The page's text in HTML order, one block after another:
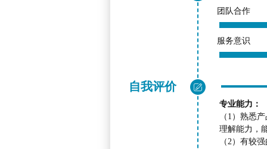
团队合作
服务意识

自我评价
专业能力：
（1）熟悉
理解能力，
（2）有较